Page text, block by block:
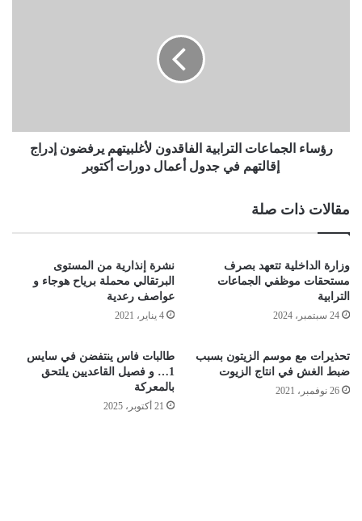
رؤساء الجماعات الترابية الفاقدون لأغلبيتهم يرفضون إدراج
إقالتهم في جدول أعمال دورات أكتوبر
مقالات ذات صلة
وزارة الداخلية تتعهد بصرف
مستحقات موظفي الجماعات
الترابية
24 سبتمبر، 2024
نشرة إنذارية من المستوى
البرتقالي محملة برياح هوجاء و
عواصف رعدية
4 يناير، 2021
تحذيرات مع موسم الزيتون بسبب
ضبط الغش في انتاج الزيوت
26 نوفمبر، 2021
طالبات فاس ينتفضن في سايس
1… و فصيل القاعديين يلتحق
بالمعركة
21 أكتوبر، 2025